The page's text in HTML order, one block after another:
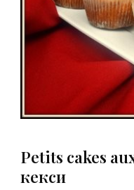
Petits cakes
кекси